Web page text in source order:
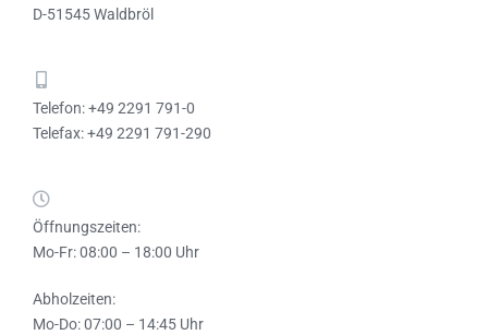
D-51545 Waldbröl
Telefon: +49 2291 791-0
Telefax: +49 2291 791-290
Öffnungszeiten:
Mo-Fr: 08:00 – 18:00 Uhr
Abholzeiten:
Mo-Do: 07:00 – 14:45 Uhr